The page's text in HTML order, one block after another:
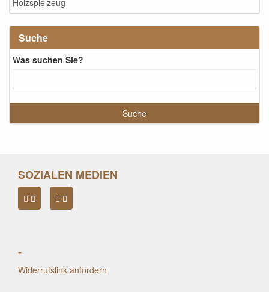
Holzspielzeug
Suche
Was suchen Sie?
SOZIALEN MEDIEN
-
Widerrufslink anfordern